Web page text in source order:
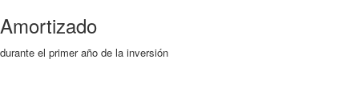
Amortizado
durante el primer año de la inversión